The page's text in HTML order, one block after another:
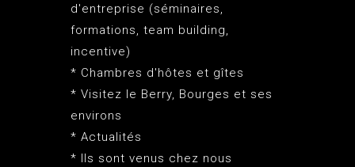
d'entreprise (séminaires,
formations, team building,
incentive)
* Chambres d'hôtes et gîtes
* Visitez le Berry, Bourges et ses
environs
* Actualités
* Ils sont venus chez nous